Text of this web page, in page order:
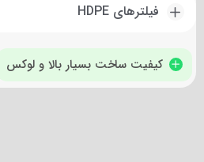
فیلترهای HDPE
کیفیت ساخت بسیار بالا و لوکس